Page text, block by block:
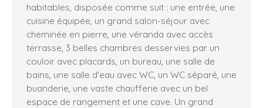
habitables, disposée comme suit : une entrée, une
cuisine équipée, un grand salon-séjour avec
cheminée en pierre, une véranda avec accès
terrasse, 3 belles chambres desservies par un
couloir avec placards, un bureau, une salle de
bains, une salle d'eau avec WC, un WC séparé, une
buanderie, une vaste chaufferie avec un bel
espace de rangement et une cave. Un grand